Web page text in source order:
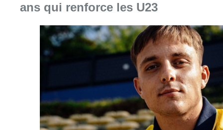
08 août 2026 Consulter l'article "L’Union Saint-Gilloise
718e plantation du Meyboom : ce
qu’il faut savoir avant l’événement